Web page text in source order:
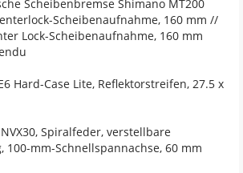
Scheibenbremse Shimano MT200
Scheibenaufnahme, 160 mm //
Lock-Scheibenaufnahme, 160 mm
Hard-Case Lite, Reflektorstreifen, 27.5 x
Spiralfeder, verstellbare
100-mm-Schnellspannachse, 60 mm